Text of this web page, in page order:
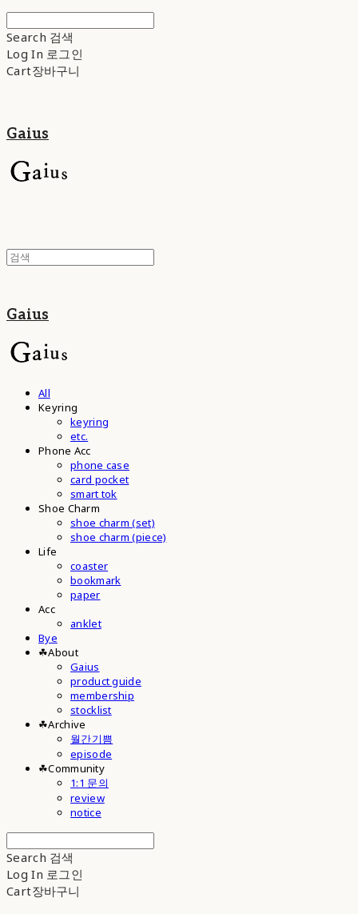
Search 검색
Log In 로그인
Cart장바구니
Gaius
Gaius
All
Keyring
keyring
etc.
Phone Acc
phone case
card pocket
smart tok
Shoe Charm
shoe charm (set)
shoe charm (piece)
Life
coaster
bookmark
paper
Acc
anklet
Bye
☘︎About
Gaius
product guide
membership
stocklist
☘︎Archive
월간기쁨
episode
☘︎Community
1:1 문의
review
notice
Search 검색
Log In 로그인
Cart장바구니